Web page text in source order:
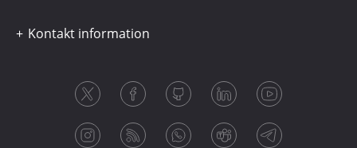
Kontakt information